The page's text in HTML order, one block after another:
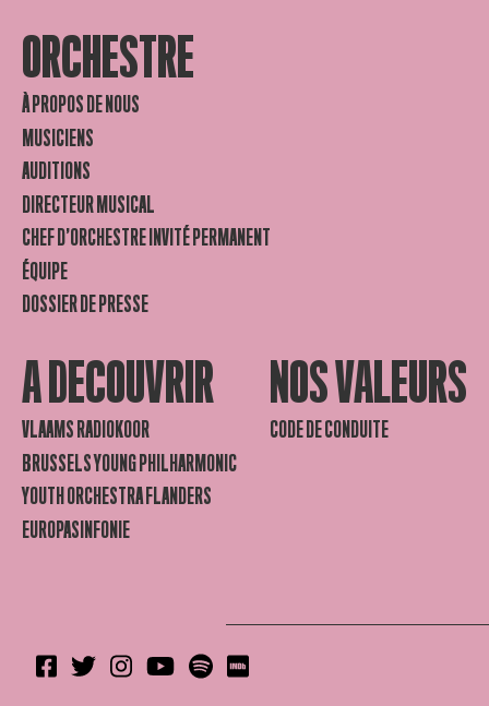
ORCHESTRE
À PROPOS DE NOUS
MUSICIENS
AUDITIONS
DIRECTEUR MUSICAL
CHEF D’ORCHESTRE INVITÉ PERMANENT
ÉQUIPE
DOSSIER DE PRESSE
A DECOUVRIR
VLAAMS RADIOKOOR
BRUSSELS YOUNG PHILHARMONIC
YOUTH ORCHESTRA FLANDERS
EUROPASINFONIE
NOS VALEURS
CODE DE CONDUITE